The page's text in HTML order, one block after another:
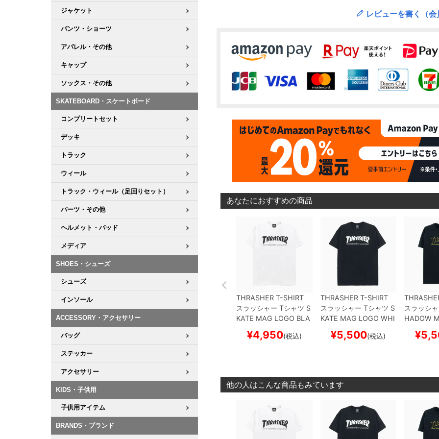
ジャケット
パンツ・ショーツ
アパレル・その他
キャップ
ソックス・その他
SKATEBOARD・スケートボード
コンプリートセット
デッキ
トラック
ウィール
トラック・ウィール（足回りセット）
パーツ・その他
ヘルメット・パッド
メディア
SHOES・シューズ
シューズ
インソール
ACCESSORY・アクセサリー
バッグ
ステッカー
アクセサリー
KIDS・子供用
子供用アイテム
BRANDS・ブランド
レビューを書く（
あなたにおすすめの商品
THRASHER T-SHIRT
スラッシャー Tシャツ S
KATE MAG LOGO BLA
CK プリントカラー
TE（US企画）スケート
¥4,950(税込)
THRASHER T-SHIRT
スラッシャー Tシャツ S
KATE MAG LOGO WHI
TE プリントカラー（US
企画）スケートボード
¥5,500(税込)
スラッシ
HADOW
LACK（
ートボー
¥
他の人はこんな商品もみています